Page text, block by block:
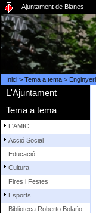
Ajuntament de Blanes
Inici> Tema a tema>
L'Ajuntament
Tema a tema
L'AMIC
Acció Social
Educació
Cultura
Fires i Festes
Esports
Biblioteca Roberto Bolaño